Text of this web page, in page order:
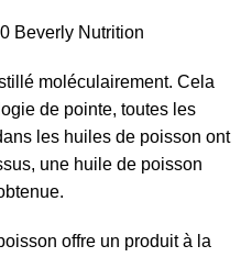
Beverly Nutrition
moléculairement. Cela
de pointe, toutes les
les huiles de poisson ont
une huile de poisson
offre un produit à la